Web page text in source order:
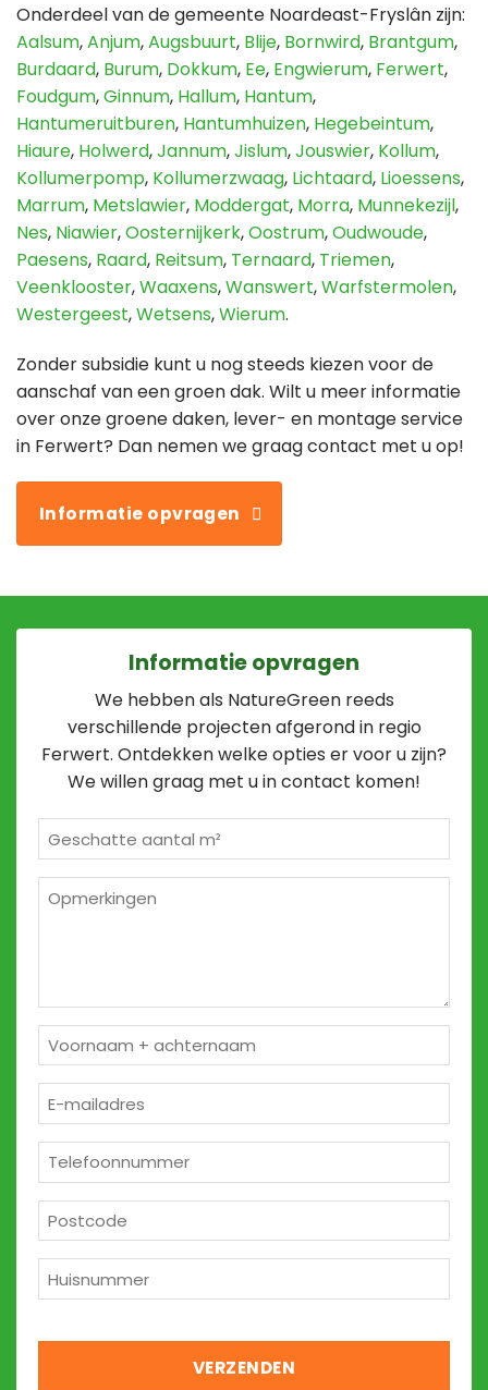
Onderdeel van de gemeente Noardeast-Fryslân zijn:
Aalsum,Anjum,Augsbuurt, Blije, Bornwird, Brantgum,
Burdaard, Burum, Dokkum, Ee, Engwierum, Ferwert,
Foudgum,Ginnum, Hallum, Hantum,
Hantumeruitburen, Hantumhuizen, Hegebeintum,
Hiaure, Holwerd,Jannum,Jislum,Jouswier, Kollum,
Kollumerpomp, Kollumerzwaag, Lichtaard, Lioessens,
Marrum, Metslawier, Moddergat, Morra, Munnekezijl,
Nes, Niawier,Oosternijkerk,Oostrum,Oudwoude,
Paesens, Raard, Reitsum, Ternaard, Triemen,
Veenklooster,Waaxens,Wanswert,Warfstermolen,
Westergeest,Wetsens,Wierum.
Zonder subsidie kunt u nog steeds kiezen voor de
aanschaf van een groen dak. Wilt u meer informatie
over onze groene daken, lever- en montage service
in Ferwert? Dan nemen we graag contact met u op!
Informatie opvragen
Informatie opvragen
We hebben als NatureGreen reeds
verschillende projecten afgerond in regio
Ferwert. Ontdekken welke opties er voor u zijn?
We willen graag met u in contact komen!
m²
Naam
*
mailadres
*
*
*